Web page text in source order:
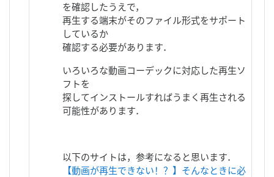
を確認したうえで，
再生する端末がそのファイル形式をサポート
しているか
確認する必要があります．
いろいろな動画コーデックに対応した再生ソ
フトを
探してインストールすればうまく再生される
可能性があります．
以下のサイトは，参考になると思います．
【動画が再生できない！？】そんなときに必